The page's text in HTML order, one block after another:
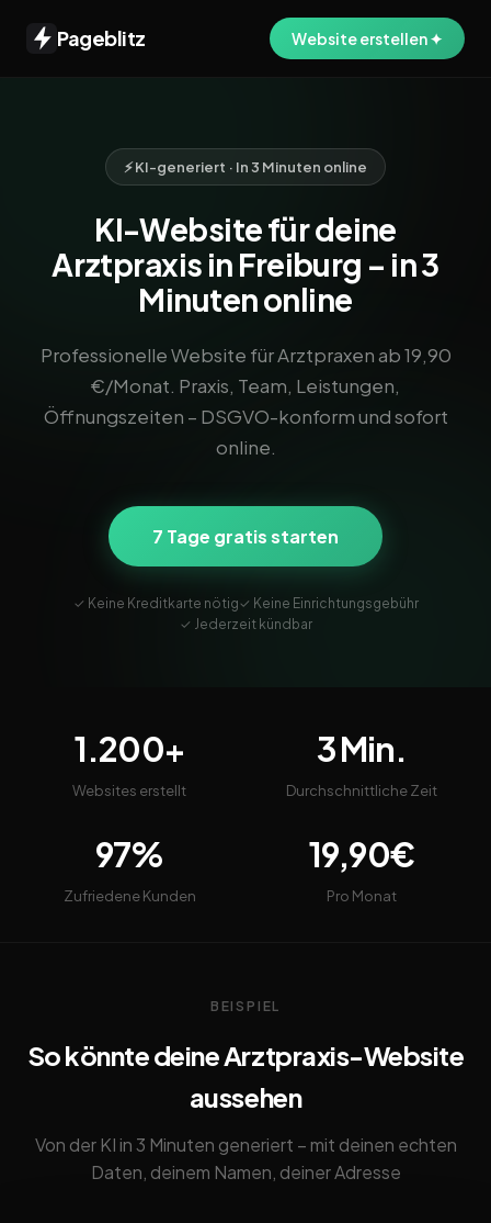
Pageblitz Website erstellen ✦
⚡ KI-generiert · In 3 Minuten online
KI-Website für deine
Arztpraxis in Freiburg – in 3
Minuten online
Professionelle Website für Arztpraxen ab 19,90
€/Monat. Praxis, Team, Leistungen,
Öffnungszeiten – DSGVO-konform und sofort
online.
7 Tage gratis starten
✓ Keine Kreditkarte nötig✓ Keine Einrichtungsgebühr
✓ Jederzeit kündbar
1.200+
Websites erstellt
3 Min.
Durchschnittliche Zeit
97%
Zufriedene Kunden
19,90€
Pro Monat
BEISPIEL
So könnte deine Arztpraxis-Website
aussehen
Von der KI in 3 Minuten generiert – mit deinen echten
Daten, deinem Namen, deiner Adresse